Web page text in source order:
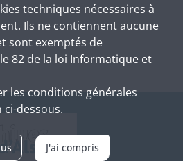
techniques nécessaires à
Ils ne contiennent aucune
sont exemptés de
82 de la loi Informatique et
les conditions générales
ci-dessous.
J'ai compris